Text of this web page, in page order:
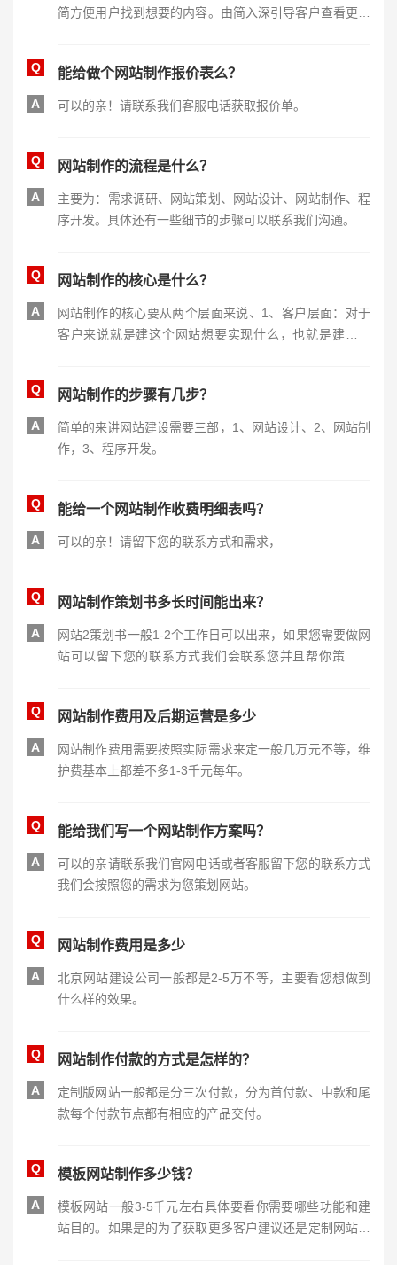
简方便用户找到想要的内容。由简入深引导客户查看更详
Q 能给做个网站制作报价表么？
A 可以的亲！请联系我们客服电话获取报价单。
Q 网站制作的流程是什么？
A
主要为：需求调研、网站策划、网站设计、网站制作、程
序开发。具体还有一些细节的步骤可以联系我们沟通。
Q 网站制作的核心是什么？
A
网站制作的核心要从两个层面来说、1、客户层面：对于
客户来说就是建这个网站想要实现什么，也就是建站目
网站的核心。
Q 网站制作的步骤有几步？
A
简单的来讲网站建设需要三部，1、网站设计、2、网站制
作，3、程序开发。
Q 能给一个网站制作收费明细表吗？
A 可以的亲！请留下您的联系方式和需求，
Q 网站制作策划书多长时间能出来？
A
网站2策划书一般1-2个工作日可以出来，如果您需要做网
站可以留下您的联系方式我们会联系您并且帮你策划网
Q 网站制作费用及后期运营是多少
A
网站制作费用需要按照实际需求来定一般几万元不等，维
护费基本上都差不多1-3千元每年。
Q 能给我们写一个网站制作方案吗？
A
可以的亲请联系我们官网电话或者客服留下您的联系方式
我们会按照您的需求为您策划网站。
Q 网站制作费用是多少
A
北京网站建设公司一般都是2-5万不等，主要看您想做到
什么样的效果。
Q 网站制作付款的方式是怎样的？
A
定制版网站一般都是分三次付款，分为首付款、中款和尾
款每个付款节点都有相应的产品交付。
Q 模板网站制作多少钱？
A
模板网站一般3-5千元左右具体要看你需要哪些功能和建
站目的。如果是的为了获取更多客户建议还是定制网站建